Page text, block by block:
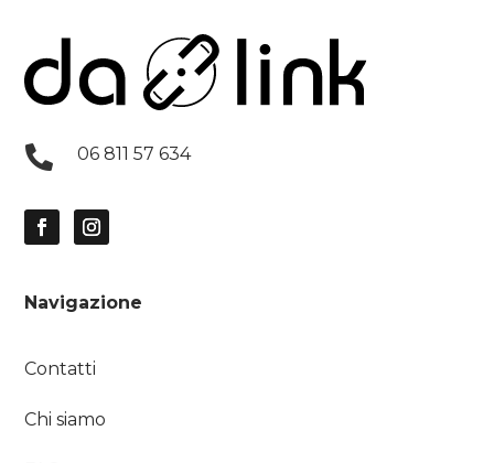
 06 811 57 634
Navigazione
Contatti
Chi siamo